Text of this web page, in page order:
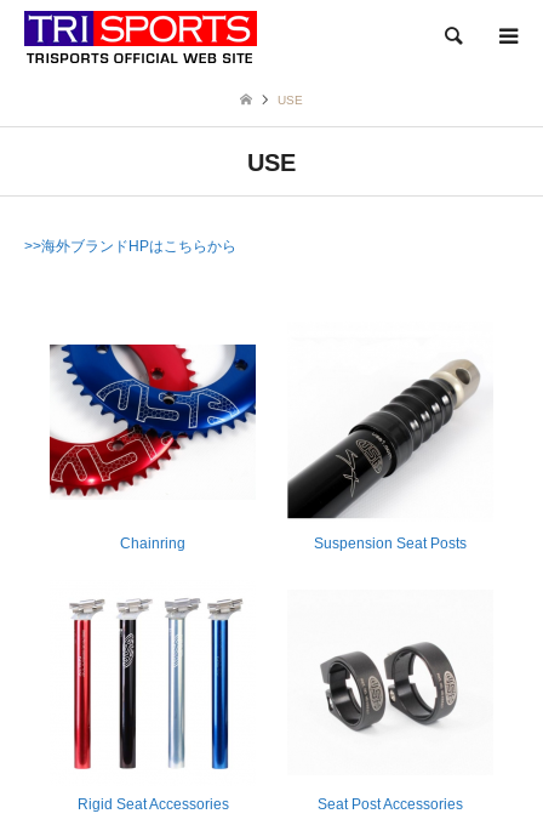
検索
USE
USE
>>海外ブランドHPはこちらから
Chainring Suspension Seat Posts
Rigid Seat Accessories Seat Post Accessories